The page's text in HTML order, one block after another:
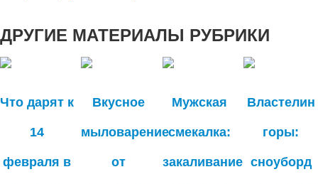
ДРУГИЕ МАТЕРИАЛЫ РУБРИКИ
Что дарят к
14
февраля в
Вкусное
мыловарение
от
Мужская
смекалка:
закаливание
Властелин
горы:
сноуборд